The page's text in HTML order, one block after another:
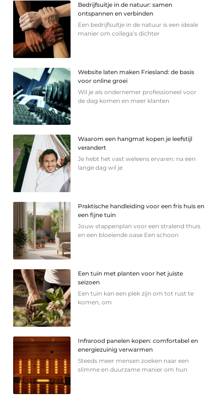
Bedrijfsuitje in de natuur: samen
ontspannen en verbinden
Een bedrijfsuitje in de natuur is een ideale
manier om collega’s dichter
Website laten maken Friesland: de basis
voor online groei
Wil je als ondernemer professioneel voor
de dag komen en meer klanten
Waarom een hangmat kopen je leefstijl
verandert
Je hebt het vast weleens ervaren: na een
lange dag wil je
Praktische handleiding voor een fris huis en
een fijne tuin
Jouw stappenplan voor een stralend thuis
en een bloeiende oase Een schoon
Een tuin met planten voor het juiste
seizoen
Een tuin kan een plek zijn om tot rust te
komen, om
Infrarood panelen kopen: comfortabel en
energiezuinig verwarmen
Steeds meer mensen zoeken naar een
slimme en duurzame manier om hun